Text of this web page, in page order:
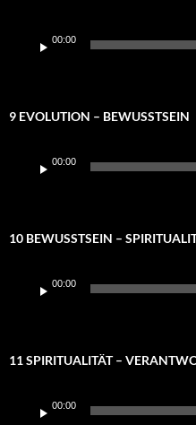
Player
00:00
9 EVOLUTION – BEWUSSTSEIN
Player
00:00
10 BEWUSSTSEIN –
Player
00:00
11 SPIRITUALITÄT –
Player
00:00